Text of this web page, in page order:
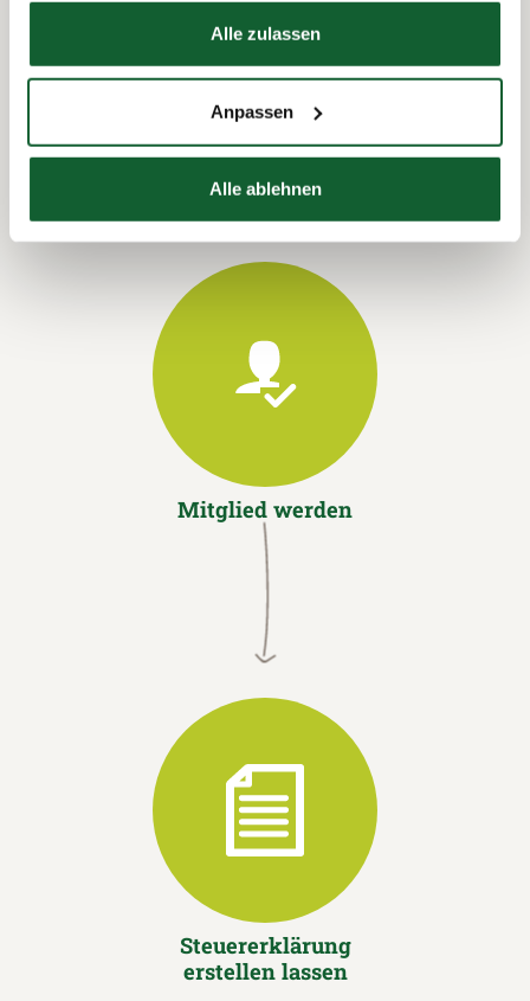
Alle zulassen
Anpassen
Alle ablehnen
Termin vereinbaren
Mitglied werden
Steuererklärung
erstellen lassen